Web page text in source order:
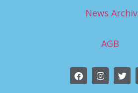
News Archiv
AGB